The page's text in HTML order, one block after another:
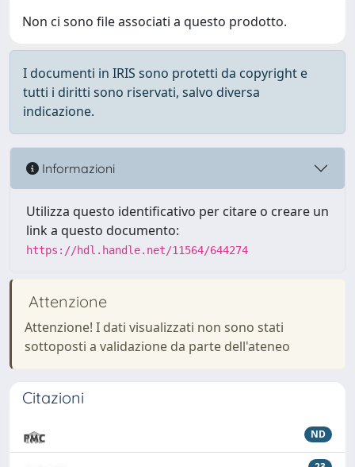
Non ci sono file associati a questo prodotto.
I documenti in IRIS sono protetti da copyright e
tutti i diritti sono riservati, salvo diversa
indicazione.
Informazioni
Utilizza questo identificativo per citare o creare un
link a questo documento:
https://hdl.handle.net/11564/644274
Attenzione
Attenzione! I dati visualizzati non sono stati
sottoposti a validazione da parte dell'ateneo
Citazioni
ND